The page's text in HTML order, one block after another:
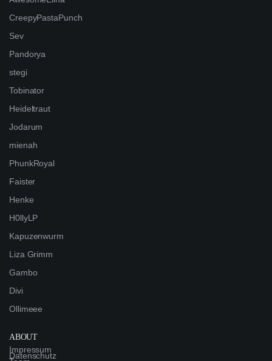
CreepyPastaPunch
Sev
Pandorya
stegi
Tobinator
Heideltraut
Jodarum
mienah
PhunkRoyal
Faister
Henke
H0llyLP
Kapuzenwurm
Liza Grimm
Gambo
Divi
Ollimeee
ABOUT
Impressum
Datenschutz